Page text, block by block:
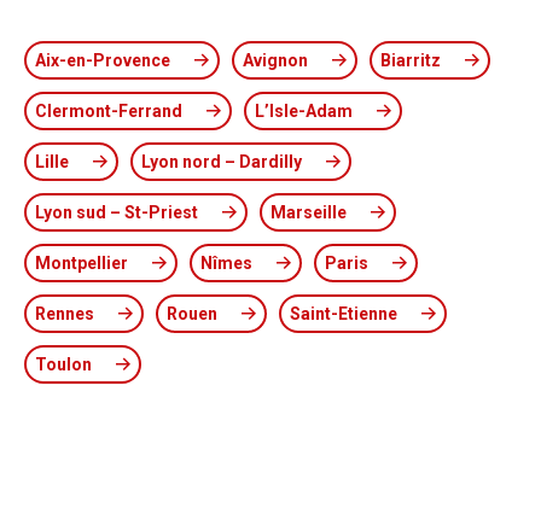
Aix-en-Provence Avignon Biarritz
Clermont-Ferrand L’Isle-Adam
Lille Lyon nord – Dardilly
Lyon sud – St-Priest Marseille
Montpellier Nîmes Paris
Rennes Rouen Saint-Etienne
Toulon